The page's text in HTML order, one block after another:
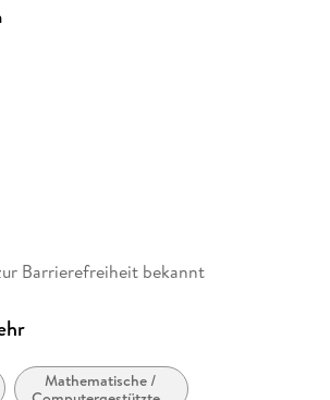
Barrierefreiheit bekannt
Mathematische /